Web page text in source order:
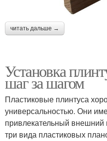
читать дальше →
Установка
шаг за шагом
Пластиковые плинтуса
универсальностью. Они
привлекательный
три вида пластиковых